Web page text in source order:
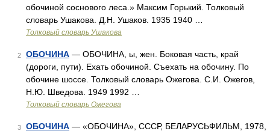
обочиной соснового леса.» Максим Горький. Толковый
словарь Ушакова. Д.Н. Ушаков. 1935 1940 …
Толковый словарь Ушакова
2 ОБОЧИНА — ОБОЧИНА, ы, жен. Боковая часть, край
(дороги, пути). Ехать обочиной. Съехать на обочину. По
обочине шоссе. Толковый словарь Ожегова. С.И. Ожегов,
Н.Ю. Шведова. 1949 1992 …
Толковый словарь Ожегова
3 ОБОЧИНА — «ОБОЧИНА», СССР, БЕЛАРУСЬФИЛЬМ, 1978,